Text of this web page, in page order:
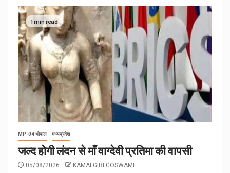
1 min read
MP-04 भोपाल मध्यप्रदेश
जल्द होगी लंदन से माँ वाग्देवी प्रतिमा की वापसी
05/08/2026 KAMALGIRI GOSWAMI